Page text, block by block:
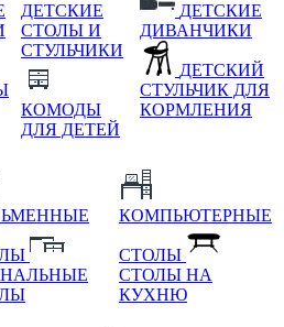
ДЕТСКИЕ
СТОЛЫ И
СТУЛЬЧИКИ
КОМОДЫ
ДЛЯ ДЕТЕЙ
ДЕТСКИЕ
ДИВАНЧИКИ
ДЕТСКИЙ
СТУЛЬЧИК ДЛЯ
КОРМЛЕНИЯ
КОМПЬЮТЕРНЫЕ
СТОЛЫ
СТОЛЫ НА
КУХНЮ